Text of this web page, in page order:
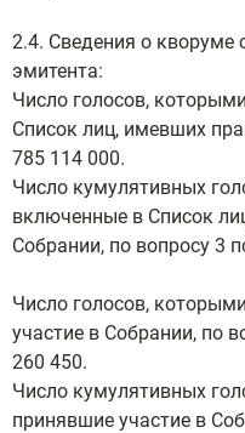
2.4. Сведения о кворуме
эмитента:
Число голосов,
Список лиц, имевших
785 114 000.
Число кумулятивных
включенные в Список
Собрании, по вопросу 3
Число голосов,
участие в Собрании, по
260 450.
Число кумулятивных
принявшие участие в